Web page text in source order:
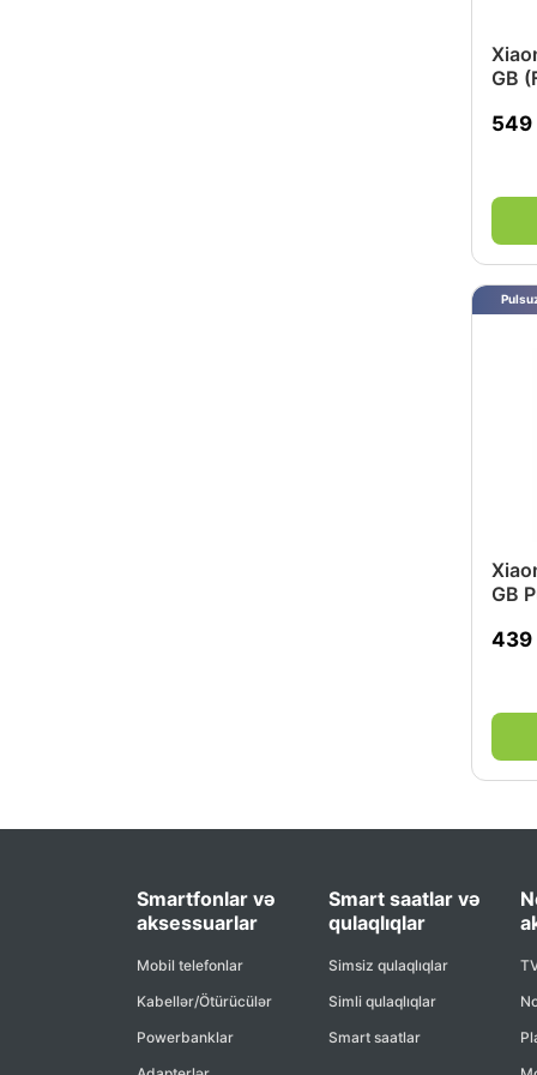
GB
549
GB
439
Smartfonlar və
aksessuarlar
Mobil telefonlar
Kabellər/Ötürücülər
Powerbanklar
Smart saatlar və
qulaqlıqlar
Simsiz qulaqlıqlar
Simli qulaqlıqlar
Smart saatlar